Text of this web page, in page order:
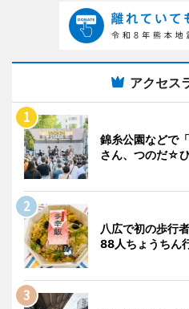
アクセス
錦糸公園などで
さん、つのだ☆
八広で初の歩行
88人ちょうちん